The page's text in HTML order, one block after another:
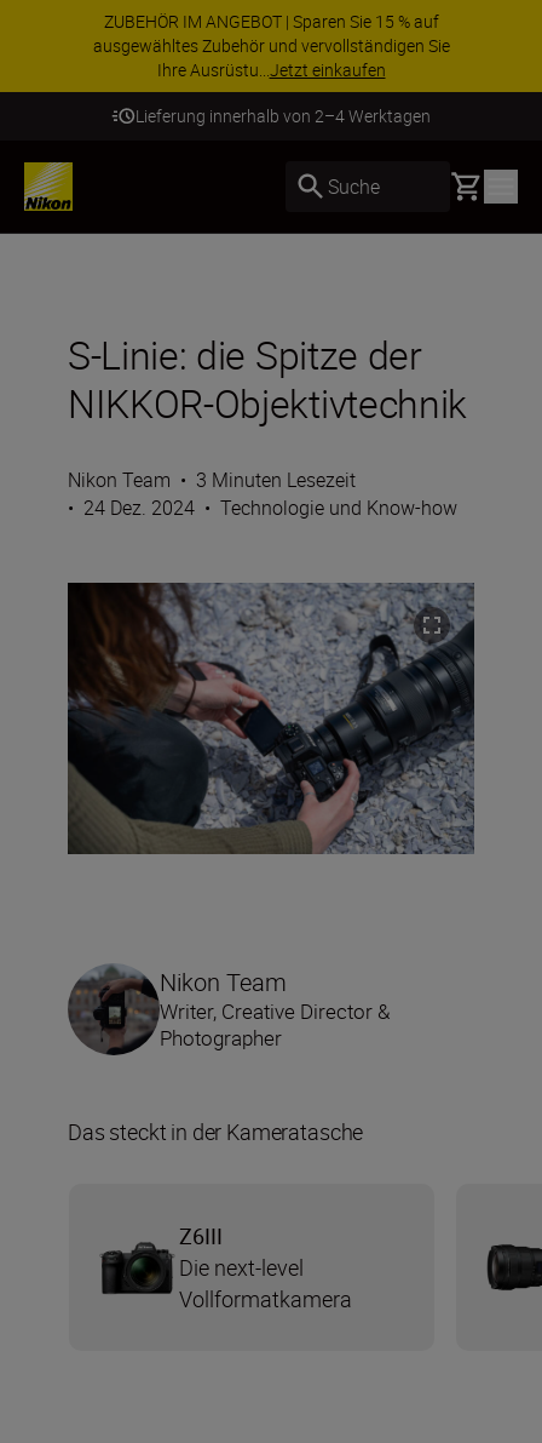
ZUBEHÖR IM ANGEBOT | Sparen Sie 15 % auf
ausgewähltes Zubehör und vervollständigen Sie
Ihre Ausrüstu...Jetzt einkaufen
Lieferung innerhalb von 2–4 Werktagen
Suche Basket
S-Linie: die Spitze der
NIKKOR-Objektivtechnik
Nikon Team • 3 Minuten Lesezeit
• 24 Dez. 2024 • Technologie und Know-how
Nikon Team
Writer, Creative Director &
Photographer
Das steckt in der Kameratasche
Z6III
Die next-level
Vollformatkamera